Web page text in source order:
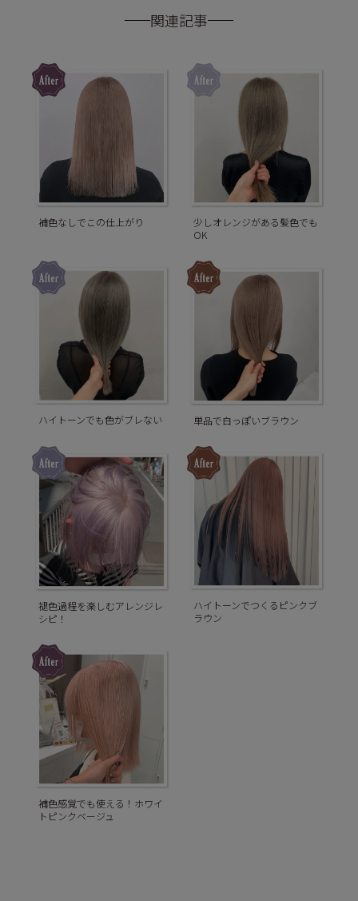
関連記事
補色なしでこの仕上がり
少しオレンジがある髪色でも
OK
ハイトーンでも色がブレない 単品で白っぽいブラウン
褪色過程を楽しむアレンジレ
シピ！
ハイトーンでつくるピンクブ
ラウン
補色感覚でも使える！ホワイ
トピンクベージュ